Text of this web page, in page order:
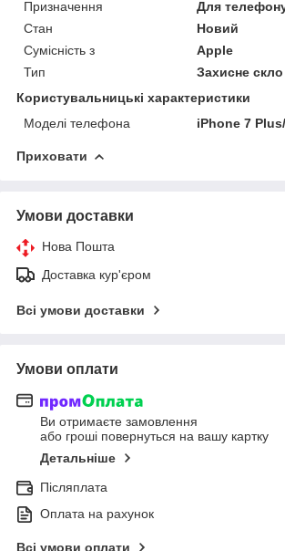
Призначення
Для
Стан
Новий
Сумісність з
Apple
Тип
Захисне скло
Користувальницькі характеристики
Моделі телефона
iPhone 7
Приховати
Умови доставки
Нова Пошта
Доставка кур'єром
Всі умови доставки
Умови оплати
Ви отримаєте замовлення
або гроші повернуться на вашу картку
Детальніше
Післяплата
Оплата на рахунок
Всі умови оплати